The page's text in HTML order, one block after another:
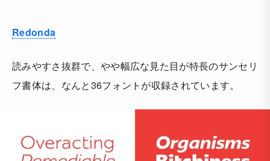
Redonda
読みやすさ抜群で、やや幅広な見た目が特長のサンセリ
フ書体は、なんと36フォントが収録されています。